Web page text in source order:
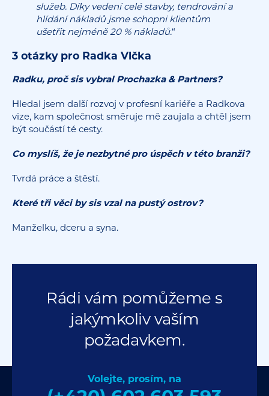
služeb. Díky vedení celé stavby, tendrování a
hlídání nákladů jsme schopni klientům
ušetřit nejméně 20 % nákladů.“
3 otázky pro Radka Vlčka
Radku, proč sis vybral Prochazka & Partners?
Hledal jsem další rozvoj v profesní kariéře a Radkova
vize, kam společnost směruje mě zaujala a chtěl jsem
být součástí té cesty.
Co myslíš, že je nezbytné pro úspěch v této branži?
Tvrdá práce a štěstí.
Které tři věci by sis vzal na pustý ostrov?
Manželku, dceru a syna.
Rádi vám pomůžeme s
jakýmkoliv vaším
požadavkem.
Volejte, prosím, na